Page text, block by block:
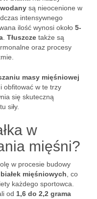
są nieocenione w
intensywnego
ilość wynosi około 5-
Tłuszcze także są
oraz procesy
masy mięśniowej
obfitować w te trzy
się skuteczną
siły.
w
mięśni?
w procesie budowy
mięśniowych , co
każdego sportowca.
od 1,6 do 2,2 grama